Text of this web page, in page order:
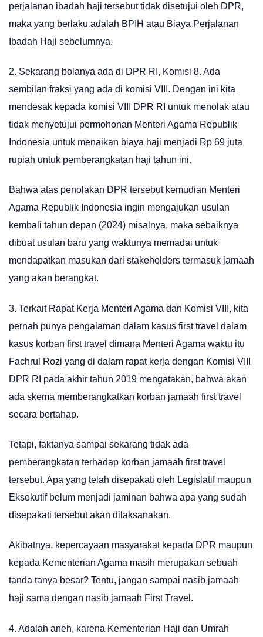
perjalanan ibadah haji tersebut tidak disetujui oleh DPR,
maka yang berlaku adalah BPIH atau Biaya Perjalanan
Ibadah Haji sebelumnya.
2. Sekarang bolanya ada di DPR RI, Komisi 8. Ada
sembilan fraksi yang ada di komisi VIII. Dengan ini kita
mendesak kepada komisi VIII DPR RI untuk menolak atau
tidak menyetujui permohonan Menteri Agama Republik
Indonesia untuk menaikan biaya haji menjadi Rp 69 juta
rupiah untuk pemberangkatan haji tahun ini.
Bahwa atas penolakan DPR tersebut kemudian Menteri
Agama Republik Indonesia ingin mengajukan usulan
kembali tahun depan (2024) misalnya, maka sebaiknya
dibuat usulan baru yang waktunya memadai untuk
mendapatkan masukan dari stakeholders termasuk jamaah
yang akan berangkat.
3. Terkait Rapat Kerja Menteri Agama dan Komisi VIII, kita
pernah punya pengalaman dalam kasus first travel dalam
kasus korban first travel dimana Menteri Agama waktu itu
Fachrul Rozi yang di dalam rapat kerja dengan Komisi VIII
DPR RI pada akhir tahun 2019 mengatakan, bahwa akan
ada skema memberangkatkan korban jamaah first travel
secara bertahap.
Tetapi, faktanya sampai sekarang tidak ada
pemberangkatan terhadap korban jamaah first travel
tersebut. Apa yang telah disepakati oleh Legislatif maupun
Eksekutif belum menjadi jaminan bahwa apa yang sudah
disepakati tersebut akan dilaksanakan.
Akibatnya, kepercayaan masyarakat kepada DPR maupun
kepada Kementerian Agama masih merupakan sebuah
tanda tanya besar? Tentu, jangan sampai nasib jamaah
haji sama dengan nasib jamaah First Travel.
4. Adalah aneh, karena Kementerian Haji dan Umrah